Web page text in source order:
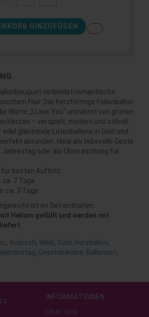
HINZUFÜGEN
verbindet romantische
Flair. Der herzförmige Folienballon
Worte „I Love You“ umrahmt von grünen
Herzen – verspielt, modern und stilvoll.
edel glänzende Latexballons in Gold und
abrunden. Ideal als liebevolle Geste
oder als Überraschung für
für besten Auftritt:
ca. 7 Tage
ca. 3 Tage
ist im Set enthalten.
Helium gefüllt und werden mit
, tropisch, Weiß, Gold , Herzballon,
, Geschenkidee, Ballonset,
INFORMATIONEN
Über uns